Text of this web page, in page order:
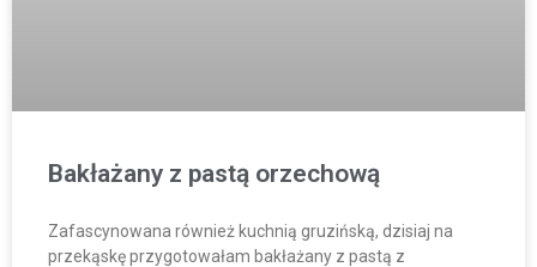
Bakłażany z pastą orzechową
Zafascynowana również kuchnią gruzińską, dzisiaj na
przekąskę przygotowałam bakłażany z pastą z